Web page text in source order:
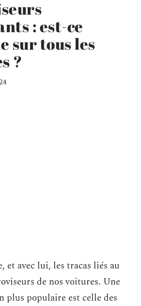
: est-ce
sur tous les
?
et avec lui, les tracas liés au
de nos voitures. Une
plus populaire est celle des